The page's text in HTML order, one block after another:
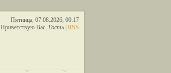
Пятница, 07.08.2026, 00:17
Приветствую Вас, Гость RSS